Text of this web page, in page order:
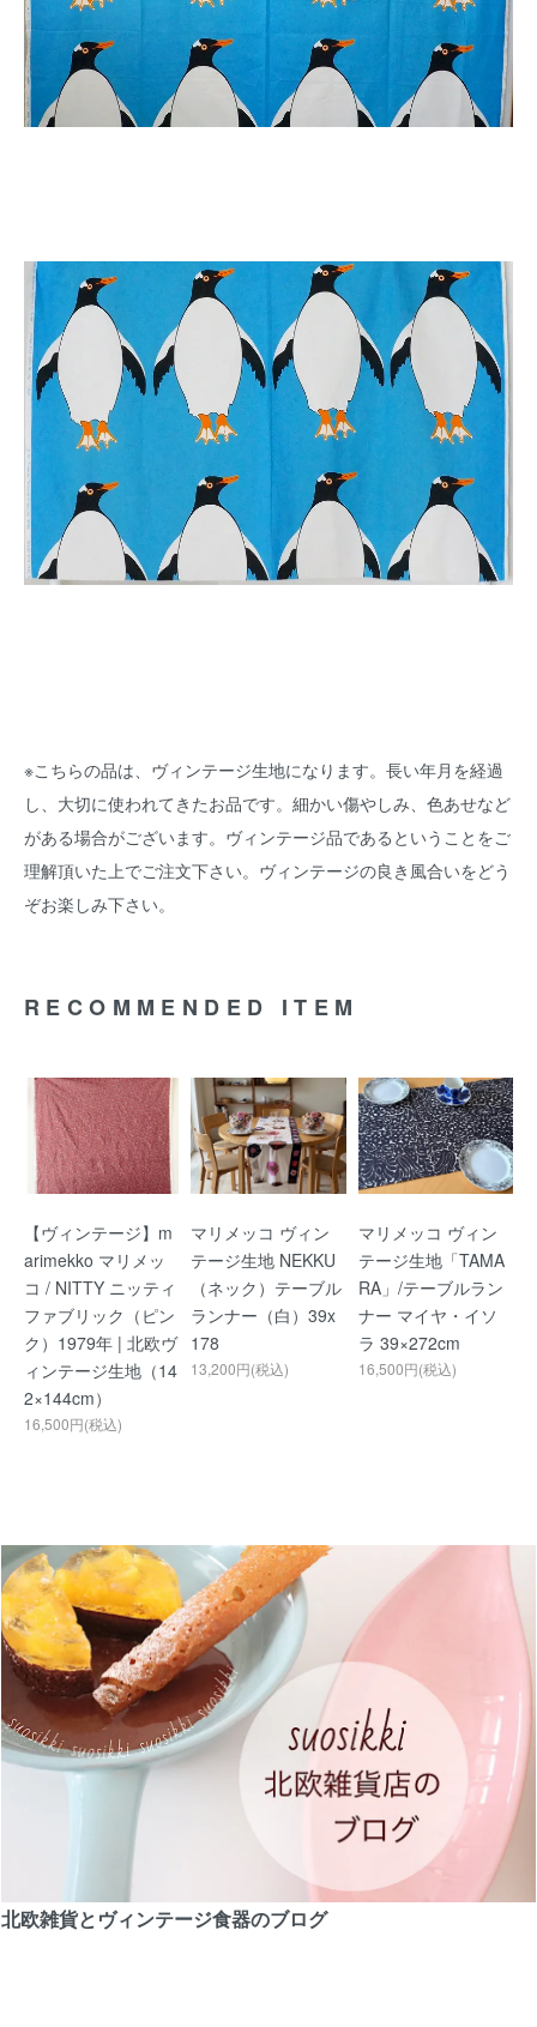
※こちらの品は、ヴィンテージ生地になります。長い年月を経過
し、大切に使われてきたお品です。細かい傷やしみ、色あせなど
がある場合がございます。ヴィンテージ品であるということをご
理解頂いた上でご注文下さい。ヴィンテージの良き風合いをどう
ぞお楽しみ下さい。
RECOMMENDED ITEM
【ヴィンテージ】m
arimekko マリメッ
コ / NITTY ニッティ
ファブリック（ピン
ク）1979年 | 北欧ヴ
ィンテージ生地（14
2×144cm）
16,500円(税込)
マリメッコ ヴィン
テージ生地 NEKKU
（ネック）テーブル
ランナー（白）39x
178
13,200円(税込)
マリメッコ ヴィン
テージ生地「TAMA
RA」/テーブルラン
ナー マイヤ・イソ
ラ 39×272cm
16,500円(税込)
北欧雑貨とヴィンテージ食器のブログ